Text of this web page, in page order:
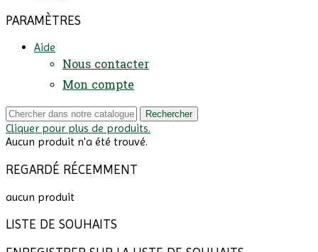
PARAMÈTRES
Aide
Nous contacter
Mon compte
Rechercher
Cliquer pour plus de produits.
Aucun produit n'a été trouvé.
REGARDÉ RÉCEMMENT
aucun produit
LISTE DE SOUHAITS